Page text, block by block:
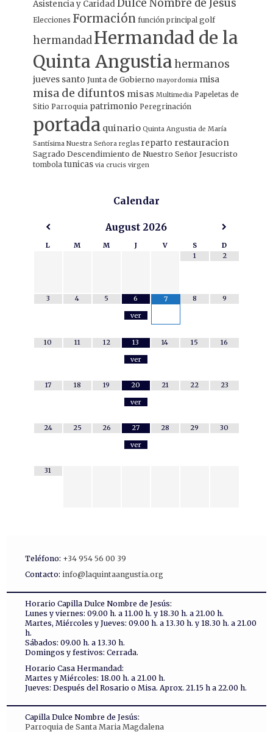
Asistencia y CaridadDulce Nombre de Jesús
Elecciones Formación función principal golf
hermandad Hermandad de la
Quinta Angustiahermanos
jueves santo Junta de Gobierno mayordomia misa
misa de difuntos misas Multimedia Papeletas de
Sitio Parroquia patrimonio Peregrinación
portada quinario Quinta Angustia de María
Santísima Nuestra Señora reglas reparto restauracion
Sagrado Descendimiento de Nuestro Señor Jesucristo
tombola tunicas via crucis virgen
Calendar
August 2026
L M M J V S
D
1
2
3 4 5
6
ver
7 8 9
10 11 12
13
ver
14 15 16
17 18 19
20
ver
21 22 23
24 25 26
27
ver
28 29 30
31
Teléfono: +34 954 56 00 39
Contacto: info@laquintaangustia.org
Horario Capilla Dulce Nombre de Jesús:
Lunes y viernes: 09.00 h. a 11.00 h. y 18.30 h. a 21.00 h.
Martes, Miércoles y Jueves: 09.00 h. a 13.30 h. y 18.30 h. a 21.00
h.
Sábados: 09.00 h. a 13.30 h.
Domingos y festivos: Cerrada.
Horario Casa Hermandad:
Martes y Miércoles: 18.00 h. a 21.00 h.
Jueves: Después del Rosario o Misa. Aprox. 21.15 h a 22.00 h.
Capilla Dulce Nombre de Jesús:
Parroquia de Santa Maria Magdalena